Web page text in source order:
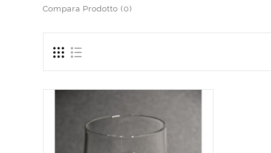
Compara Prodotto (0)